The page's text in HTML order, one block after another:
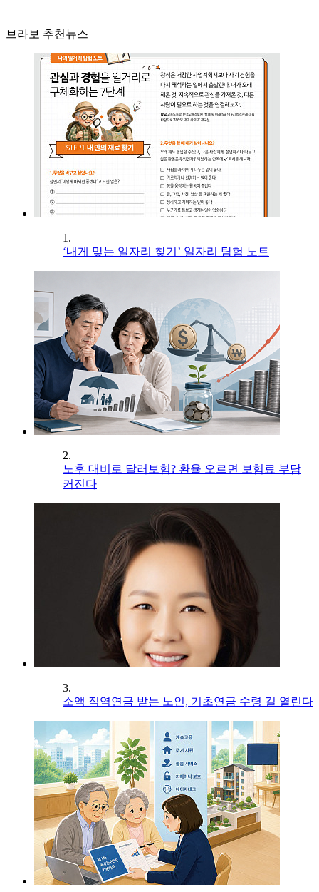
브라보 추천뉴스
1.
‘내게 맞는 일자리 찾기’ 일자리 탐험 노트
2.
노후 대비로 달러보험? 환율 오르면 보험료 부담
커진다
3.
소액 직역연금 받는 노인, 기초연금 수령 길 열린다